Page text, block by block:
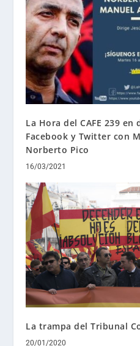
La Hora del CAFE 239
Facebook y Twitter con
Norberto Pico
16/03/2021
La trampa del Tribunal
20/01/2020